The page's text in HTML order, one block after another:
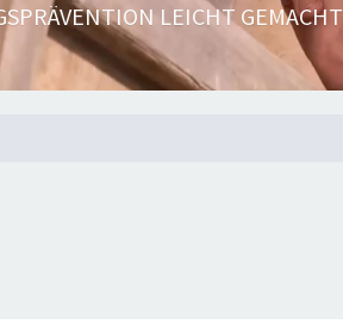
LEICHT GEMACHT